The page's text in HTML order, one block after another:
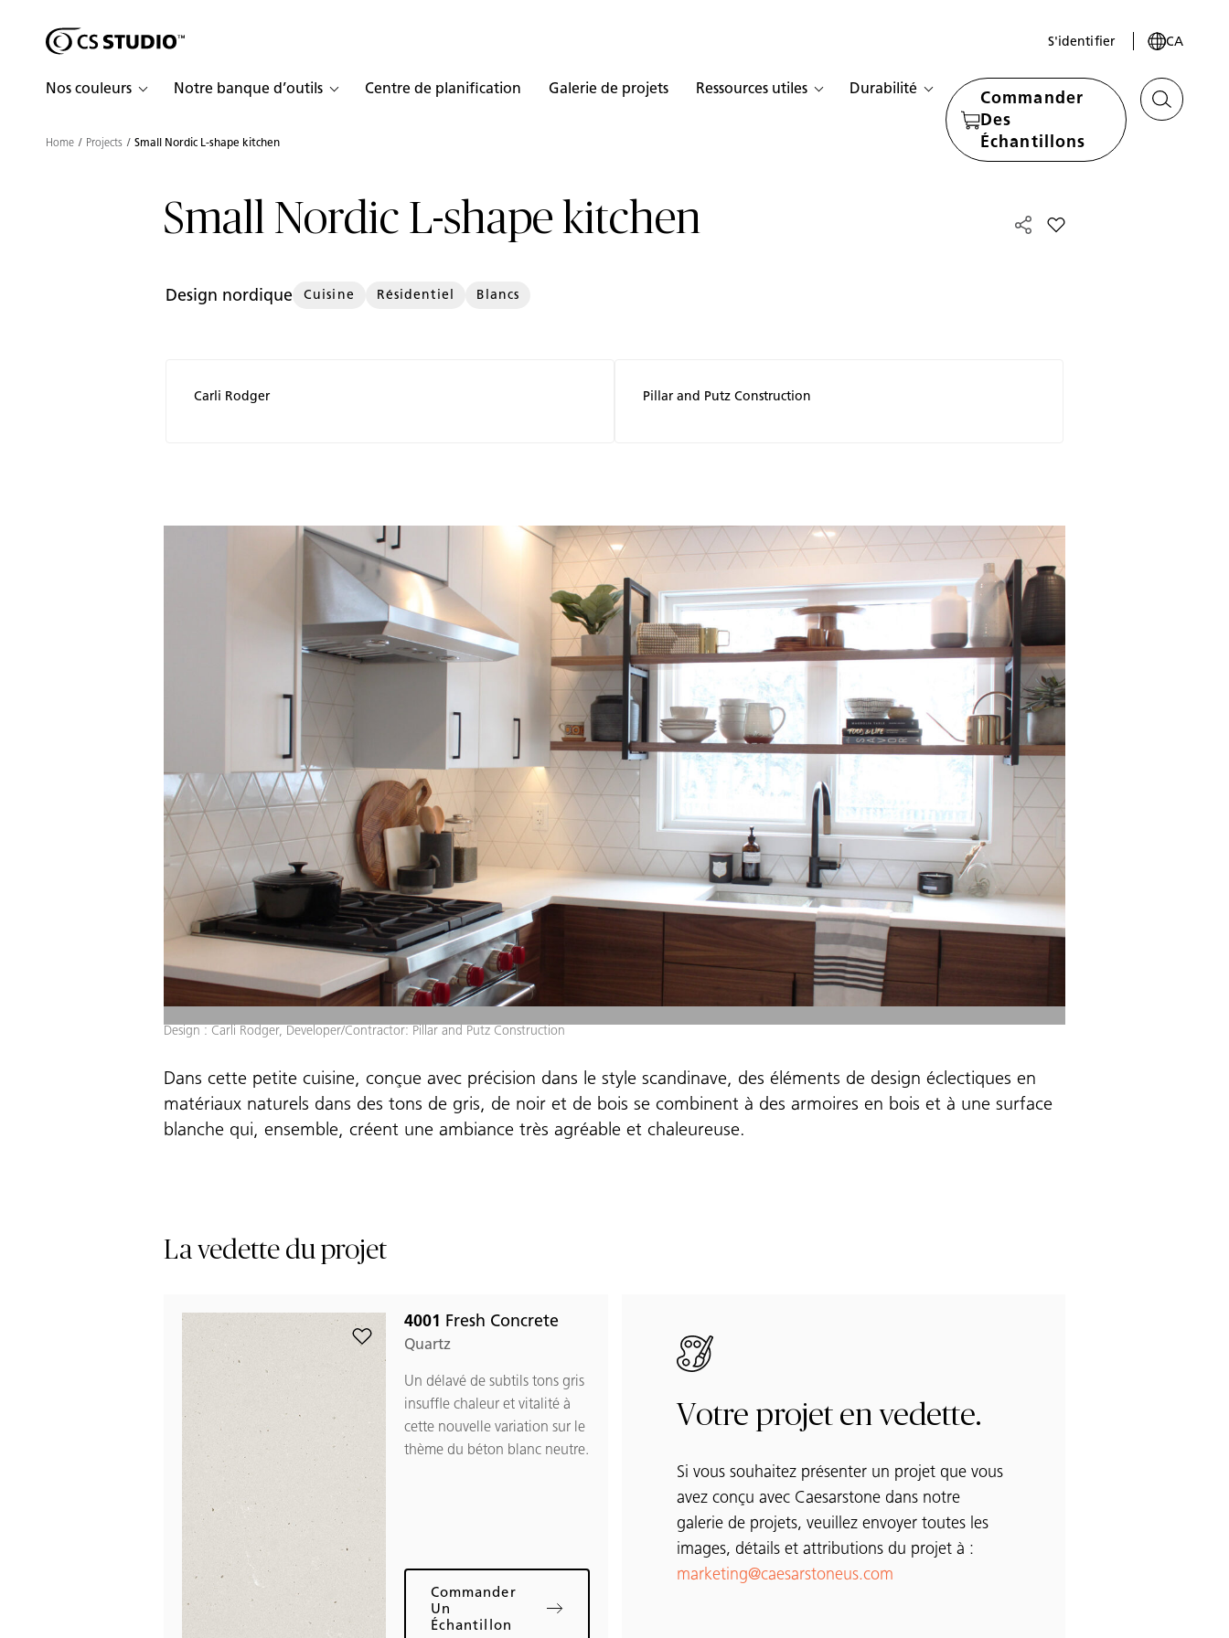
Shaped
Collection
Passer au contenu principal
S'identifier CA
Nos couleurs Notre banque d’outils Centre de planification Galerie de projets Ressources utiles Durabilité
Commander
Des
Échantillons
Skip to Main Footer
Home Projects Small Nordic L-shape kitchen
Small Nordic L-shape kitchen Add Small Nordic L-shape
Design nordique Cuisine Résidentiel Blancs
Carli Rodger Pillar and Putz Construction
Design : Carli Rodger, Developer/Contractor: Pillar and Putz Construction
Dans cette petite cuisine, conçue avec précision dans le style scandinave, des éléments de design éclectiques en
matériaux naturels dans des tons de gris, de noir et de bois se combinent à des armoires en bois et à une surface
blanche qui, ensemble, créent une ambiance très agréable et chaleureuse.
La vedette du projet
Add 4001 Fresh Concrete to favorites
4001 Fresh Concrete
Quartz
Un délavé de subtils tons gris
insuffle chaleur et vitalité à
cette nouvelle variation sur le
thème du béton blanc neutre.
Commander
Un
Échantillon
Votre projet en vedette.
Si vous souhaitez présenter un projet que vous
avez conçu avec Caesarstone dans notre
galerie de projets, veuillez envoyer toutes les
images, détails et attributions du projet à :
marketing@caesarstoneus.com